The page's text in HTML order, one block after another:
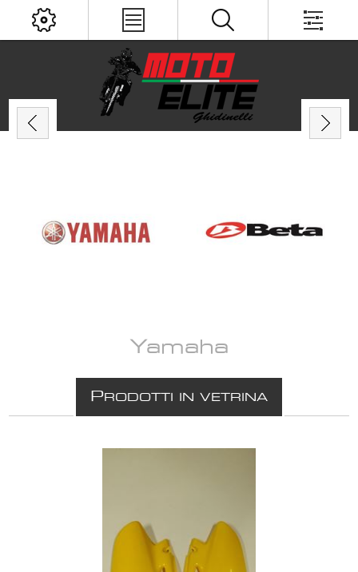
Yamaha
PRODOTTI IN VETRINA